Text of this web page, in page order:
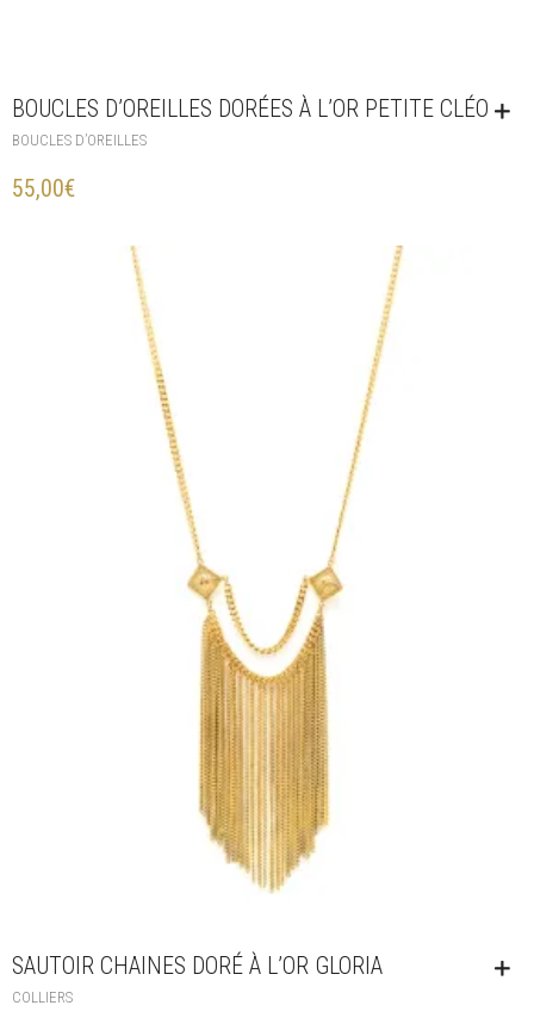
BOUCLES D’OREILLES DORÉES À L’OR PETITE CLÉO
BOUCLES D’OREILLES
55,00€
SAUTOIR CHAINES DORÉ À L’OR GLORIA
COLLIERS